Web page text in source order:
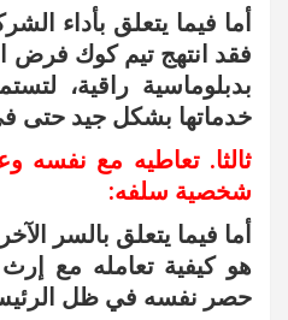
أما فيما يتعلق بأداء
فقد انتهج تيم كوك فرض
بدبلوماسية راقية،
خدماتها بشكل جيد حتى
ثالثا. تعاطيه مع نفسه
شخصية سلفه:
أما فيما يتعلق بالسر
هو كيفية تعامله مع
حصر نفسه في ظل